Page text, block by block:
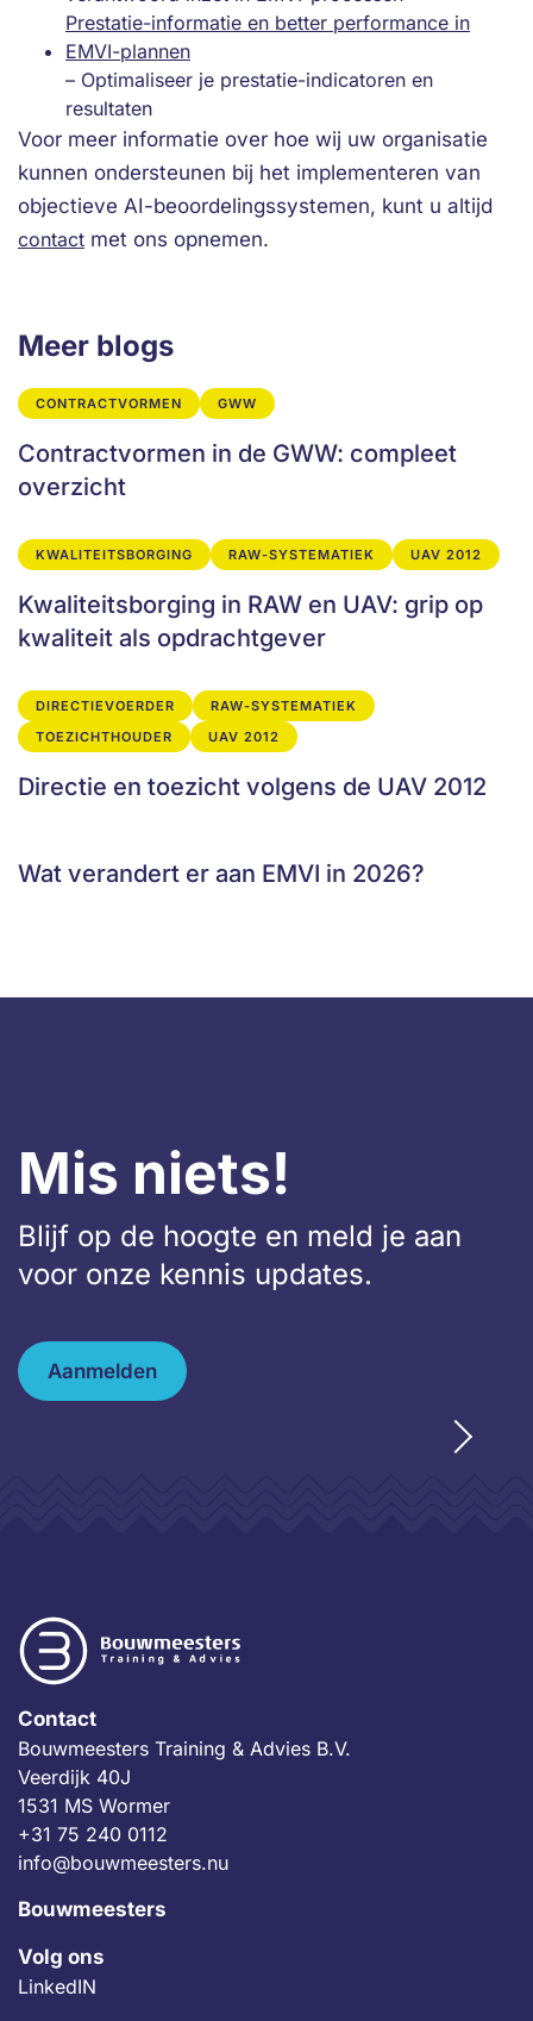
Prestatie-informatie en better performance in
EMVI-plannen
– Optimaliseer je prestatie-indicatoren en
resultaten
Voor meer informatie over hoe wij uw organisatie
kunnen ondersteunen bij het implementeren van
objectieve AI-beoordelingssystemen, kunt u altijd
contact met ons opnemen.
Meer blogs
CONTRACTVORMEN GWW
Contractvormen in de GWW: compleet
overzicht
KWALITEITSBORGING RAW-SYSTEMATIEK UAV 2012
Kwaliteitsborging in RAW en UAV: grip op
kwaliteit als opdrachtgever
DIRECTIEVOERDER
RAW-SYSTEMATIEK
TOEZICHTHOUDER
UAV 2012
Directie en toezicht volgens de UAV 2012
Wat verandert er aan EMVI in 2026?
Mis niets!
Blijf op de hoogte en meld je aan
voor onze kennis updates.
Aanmelden
Contact
Bouwmeesters Training & Advies B.V.
Veerdijk 40J
1531 MS Wormer
+31 75 240 0112
info@bouwmeesters.nu
Bouwmeesters
Volg ons
LinkedIN